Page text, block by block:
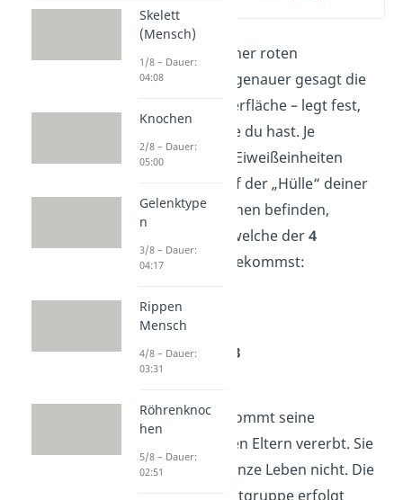
Das Aussehen deiner roten
Blutkörperchen – genauer gesagt die
Struktur ihrer Oberfläche – legt fest,
welche Blutgruppe du hast. Je
nachdem, welche Eiweißeinheiten
(Antigene) sich auf der „Hülle“ deiner
roten Blutkörperchen befinden,
entscheidet sich, welche der4
Blutgruppen
du bekommst:
Blutgruppe A
Blutgruppe B
Blutgruppe AB
Blutgruppe 0
Jeder Mensch bekommt seine
Blutgruppe von den Eltern vererbt. Sie
ändert sich das ganze Leben nicht. Die
Vererbung der Blutgruppe erfolgt
Skelett
(Mensch)
1/8 – Dauer:
04:08
Knochen
2/8 – Dauer:
05:00
Gelenktype
n
3/8 – Dauer:
04:17
Rippen
Mensch
4/8 – Dauer:
03:31
Röhrenknoc
hen
5/8 – Dauer:
02:51